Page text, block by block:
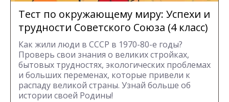
Тест по окружающему миру: Успехи и
трудности Советского Союза (4 класс)
Как жили люди в СССР в 1970-80-е годы?
Проверь свои знания о великих стройках,
бытовых трудностях, экологических проблемах
и больших переменах, которые привели к
распаду великой страны. Узнай больше об
истории своей Родины!